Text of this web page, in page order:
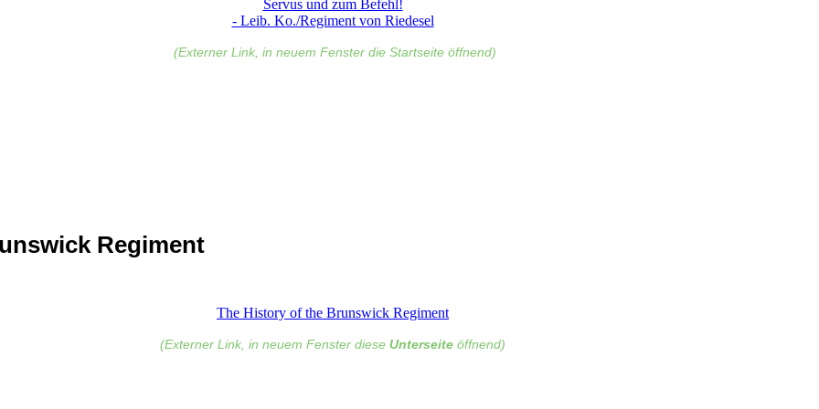
Servus und zum Befehl!
- Leib. Ko./Regiment von Riedesel
(Externer Link, in neuem Fenster die Startseite öffnend)
Regiment
The History of the Brunswick Regiment
(Externer Link, in neuem Fenster diese Unterseite öffnend)